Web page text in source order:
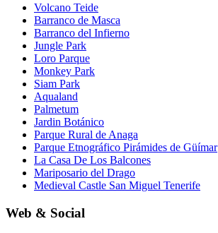
Volcano Teide
Barranco de Masca
Barranco del Infierno
Jungle Park
Loro Parque
Monkey Park
Siam Park
Aqualand
Palmetum
Jardin Botánico
Parque Rural de Anaga
Parque Etnográfico Pirámides de Güímar
La Casa De Los Balcones
Mariposario del Drago
Medieval Castle San Miguel Tenerife
Web & Social